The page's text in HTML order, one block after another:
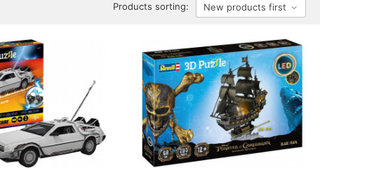
Products sorting: New products first